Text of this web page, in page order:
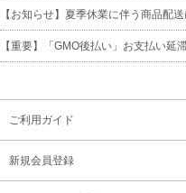
【お知らせ】夏季休業に伴う商品配
【重要】「GMO後払い」お支払い
ご利用ガイド
新規会員登録